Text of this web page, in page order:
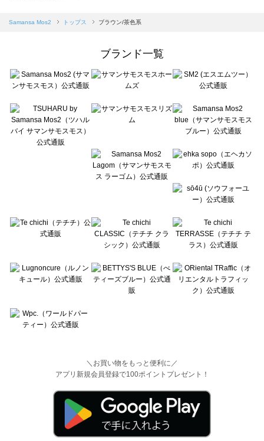
Samansa Mos2 blue（サマンサモスモス ブルー）のトップス一覧
sō4ū（ソウフォーユー）のトップス一覧
Te chichi（テチチ）のトップス一覧
Te chichi CLASSIC（テチチ クラシック）のトップス一覧
Lugnoncure（ルノンキュール）のトップス一覧
BETTY'S BLUE（べティーズブルー）のトップス一覧
Wpc.（ワールドパーティー）のトップス一覧
Samansa Mos2 トップス ブラウン/茶色系
ブランド一覧
＼お買い物をもっと便利に／
アプリ新規会員登録で100ポイントプレゼント！